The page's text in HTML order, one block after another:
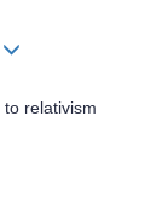
relativism